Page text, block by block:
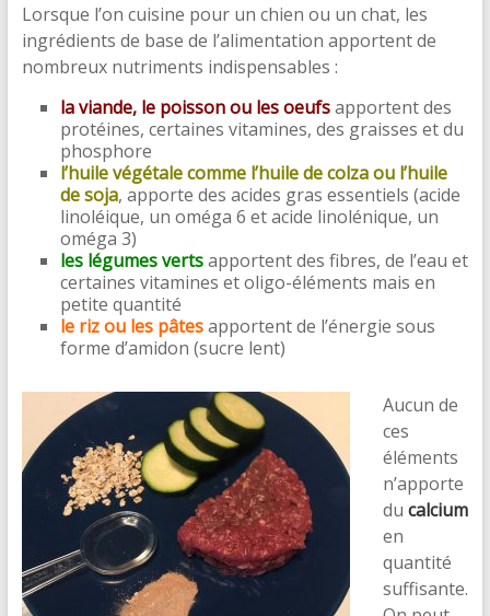
Lorsque l’on cuisine pour un chien ou un chat, les
ingrédients de base de l’alimentation apportent de
nombreux nutriments indispensables :
la viande, le poisson ou les oeufsapportent des
protéines, certaines vitamines, des graisses et du
phosphore
l’huile végétale comme l’huile de colza ou l’huile
de soja, apporte des acides gras essentiels (acide
linoléique, un oméga 6 et acide linolénique, un
oméga 3)
les légumes vertsapportent des fibres, de l’eau et
certaines vitamines et oligo-éléments mais en
petite quantité
le riz ou les pâtesapportent de l’énergie sous
forme d’amidon (sucre lent)
Aucun de
ces
éléments
n’apporte
du calcium
en
quantité
suffisante.